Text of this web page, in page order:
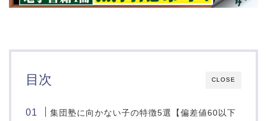
CLOSE
目次
集団塾に向かない子の特徴5選【偏差値60以下